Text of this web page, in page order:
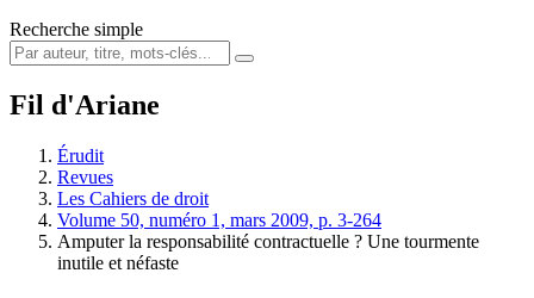
Recherche simple
Fil d'Ariane
Érudit
Revues
Les Cahiers de droit
Volume 50, numéro 1, mars 2009, p. 3-264
Amputer la responsabilité contractuelle ? Une tourmente
inutile et néfaste